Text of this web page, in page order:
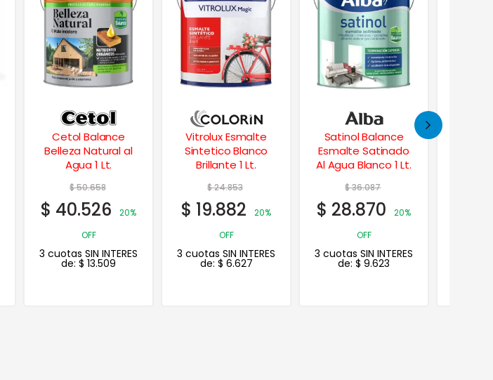
Cetol Balance
Belleza Natural al
Agua 1 Lt.
$50.658
$ 40.526
20%
OFF
3 cuotas SIN INTERES
de: $ 13.509
Vitrolux Esmalte
Sintetico Blanco
Brillante 1 Lt.
$24.853
$ 19.882
20%
OFF
3 cuotas SIN INTERES
de: $ 6.627
Satinol Balance
Esmalte Satinado
Al Agua Blanco 1 Lt.
$36.087
$ 28.870
20%
OFF
3 cuotas SIN INTERES
de: $ 9.623